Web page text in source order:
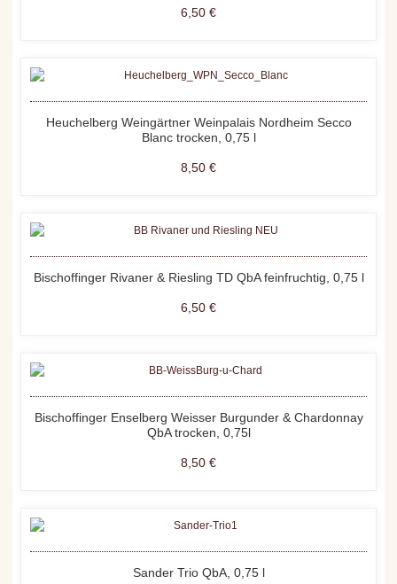
6,50 €
Heuchelberg Weingärtner Weinpalais Nordheim Secco
Blanc trocken, 0,75 l
8,50 €
Bischoffinger Rivaner & Riesling TD QbA feinfruchtig, 0,75 l
6,50 €
Bischoffinger Enselberg Weisser Burgunder & Chardonnay
QbA trocken, 0,75l
8,50 €
Sander Trio QbA, 0,75 l